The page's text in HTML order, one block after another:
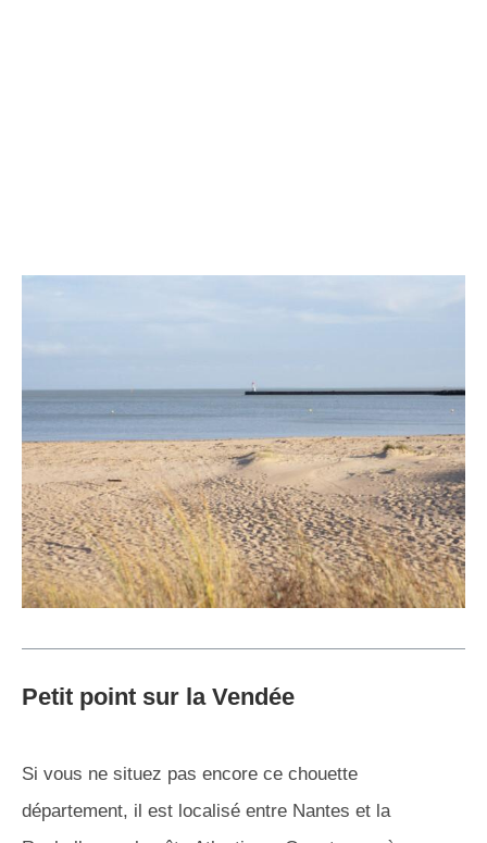
Petit point sur la Vendée
Si vous ne situez pas encore ce chouette
département, il est localisé entre Nantes et la